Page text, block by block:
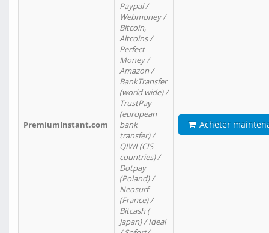
PremiumInstant.com
Paypal /
Webmoney /
Bitcoin,
Altcoins /
Perfect
Money /
Amazon /
BankTransfer
(world wide) /
TrustPay
(european
bank
transfer) /
QIWI (CIS
countries) /
Dotpay
(Poland) /
Neosurf
(France) /
Bitcash (
Japan) / Ideal
Acheter